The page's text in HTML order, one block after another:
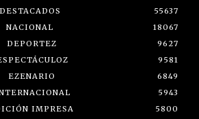
DESTACADOS
55637
NACIONAL
18067
DEPORTEZ
9627
9581
EZENARIO
6849
5943
IMPRESA
5800